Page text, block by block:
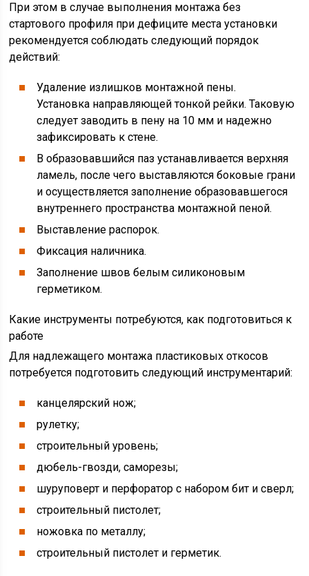
При этом в случае выполнения монтажа без
стартового профиля при дефиците места установки
рекомендуется соблюдать следующий порядок
действий:
Удаление излишков монтажной пены.
Установка направляющей тонкой рейки. Таковую
следует заводить в пену на 10 мм и надежно
зафиксировать к стене.
В образовавшийся паз устанавливается верхняя
ламель, после чего выставляются боковые грани
и осуществляется заполнение образовавшегося
внутреннего пространства монтажной пеной.
Выставление распорок.
Фиксация наличника.
Заполнение швов белым силиконовым
герметиком.
Какие инструменты потребуются, как подготовиться к
работе
Для надлежащего монтажа пластиковых откосов
потребуется подготовить следующий инструментарий:
канцелярский нож;
рулетку;
строительный уровень;
дюбель-гвозди, саморезы;
шуруповерт и перфоратор с набором бит и сверл;
строительный пистолет;
ножовка по металлу;
строительный пистолет и герметик.